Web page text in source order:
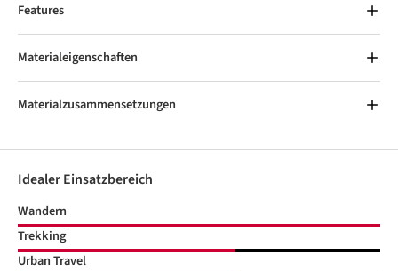
Features
Materialeigenschaften
Materialzusammensetzungen
Idealer Einsatzbereich
Wandern
Trekking
Urban Travel